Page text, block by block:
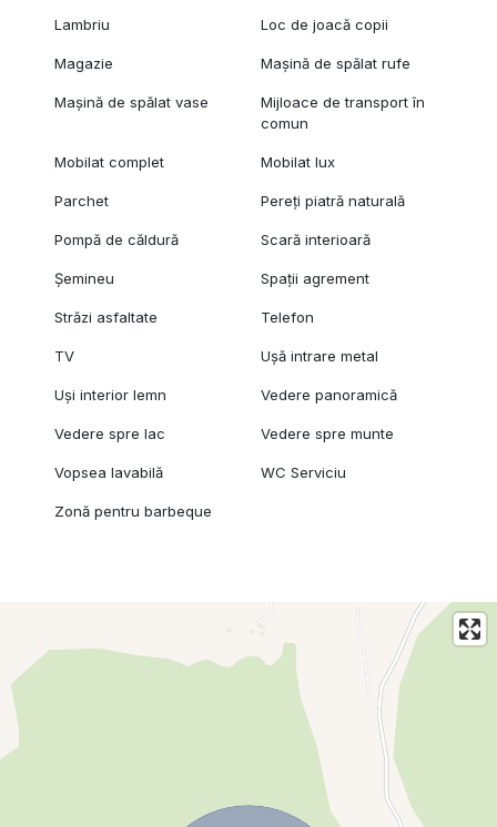
Lambriu Loc de joacă copii
Magazie Mașină de spălat rufe
Mașină de spălat vase
Mijloace de transport în
comun
Mobilat complet Mobilat lux
Parchet Pereți piatră naturală
Pompă de căldură Scară interioară
Șemineu Spații agrement
Străzi asfaltate Telefon
TV Ușă intrare metal
Uși interior lemn Vedere panoramică
Vedere spre lac Vedere spre munte
Vopsea lavabilă WC Serviciu
Zonă pentru barbeque